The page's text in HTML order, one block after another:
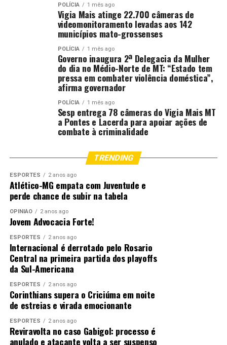
Mais de 3 milhões de doses de vacinas contra
clostridioses são liberadas em junho, diz governo
POLÍCIA 1 mês ago
Vigia Mais atinge 22.700 câmeras de
videomonitoramento levadas aos 142
municípios mato-grossenses
POLÍCIA 1 mês ago
Governo inaugura 2ª Delegacia da Mulher
do dia no Médio-Norte de MT: “Estado tem
pressa em combater violência doméstica”,
afirma governador
POLÍCIA 1 mês ago
Sesp entrega 78 câmeras do Vigia Mais MT
a Pontes e Lacerda para apoiar ações de
combate à criminalidade
TRENDING
ESPORTES 2 anos ago
Atlético-MG empata com Juventude e
perde chance de subir na tabela
OPINIÃO 2 anos ago
Jovem Advocacia Forte!
ESPORTES 2 anos ago
Internacional é derrotado pelo Rosario
Central na primeira partida dos playoffs
da Sul-Americana
ESPORTES 2 anos ago
Corinthians supera o Criciúma em noite
de estreias e virada emocionante
ESPORTES 2 anos ago
Reviravolta no caso Gabigol: processo é
anulado e atacante volta a ser suspenso